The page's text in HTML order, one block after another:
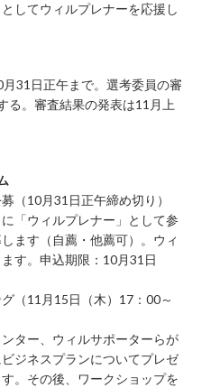
してウィルプレナーを応援し
31日正午まで。選考委員の審
る。審査結果の発表は11月上
（10月31日正午締め切り）
「ウィルプレナー」として参
ます（自薦・他薦可）。ウィ
す。申込期限：10月31日
（11月15日（木）17：00～
ター、ウィルサポーターらが
ジネスプランについてプレゼ
。その後、ワークショップを